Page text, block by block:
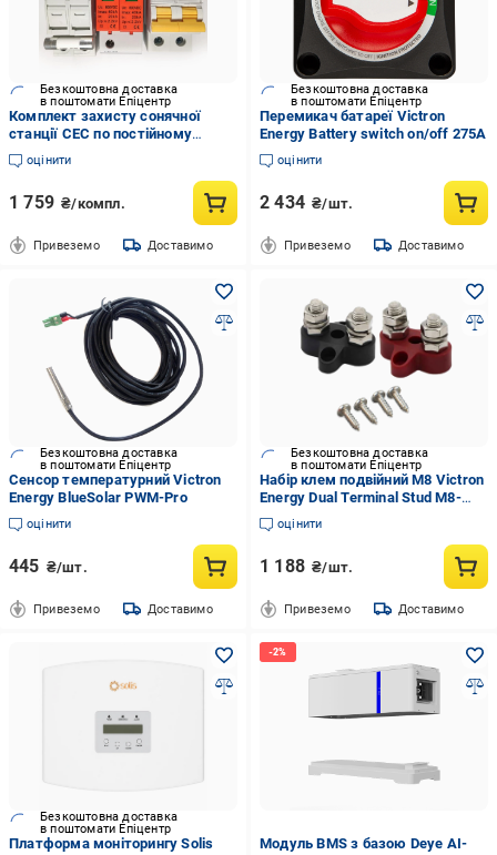
Безкоштовна доставка
в поштомати Епіцентр
Комплект захисту сонячної
станції СЕС по постійному
струму 600В (35320672)
оцінити
1 759 ₴/компл.
Привеземо Доставимо
Безкоштовна доставка
в поштомати Епіцентр
Перемикач батареї Victron
Energy Battery switch on/off 275A
оцінити
2 434 ₴/шт.
Привеземо Доставимо
Безкоштовна доставка
в поштомати Епіцентр
Сенсор температурний Victron
Energy BlueSolar PWM-Pro
оцінити
445 ₴/шт.
Привеземо Доставимо
Безкоштовна доставка
в поштомати Епіцентр
Набір клем подвійний M8 Victron
Energy Dual Terminal Stud M8-
linked set 1 red/1 Black
оцінити
1 188 ₴/шт.
Привеземо Доставимо
Безкоштовна доставка
в поштомати Епіцентр
Платформа моніторингу Solis
Модуль BMS з базою Deye AI-